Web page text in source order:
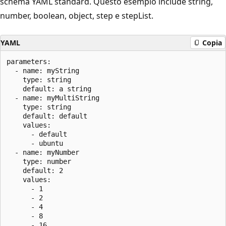
number, boolean, object, step e stepList.
YAML Copia
parameters:
  - name: myString
    type: string
    default: a string
  - name: myMultiString
    type: string
    default: default
    values:
      - default
      - ubuntu
  - name: myNumber
    type: number
    default: 2
    values:
      - 1
      - 2
      - 4
      - 8